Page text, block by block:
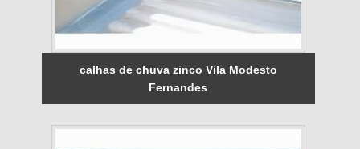
calhas de chuva zinco Vila Modesto
Fernandes